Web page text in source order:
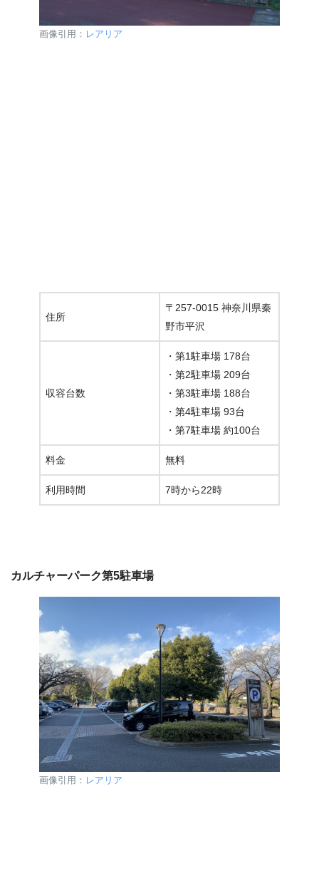
画像引用： レアリア
住所
〒257-0015 神奈川県秦
野市平沢
収容台数
・第1駐車場 178台
・第2駐車場 209台
・第3駐車場 188台
・第4駐車場 93台
・第7駐車場 約100台
料金 無料
利用時間 7時から22時
カルチャーパーク第5駐車場
画像引用： レアリア